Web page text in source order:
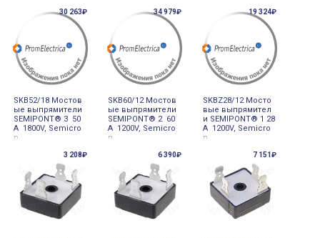
30 263₽
SKB52/18 Мостов
ые выпрямители
SEMIPONT® 3 50
A 1800V, Semicro
n
34 979₽
SKB60/12 Мостов
ые выпрямители
SEMIPONT® 2 60
A 1200V, Semicro
n
19 324₽
SKBZ28/12 Мосто
вые выпрямител
и SEMIPONT® 1 28
A 1200V, Semicro
n
3 208₽ 6 390₽ 7 151₽